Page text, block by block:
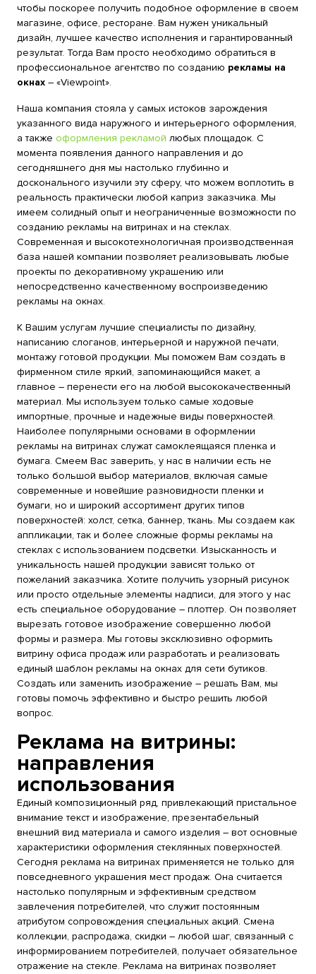
чтобы поскорее получить подобное оформление в своем
магазине, офисе, ресторане. Вам нужен уникальный
дизайн, лучшее качество исполнения и гарантированный
результат. Тогда Вам просто необходимо обратиться в
профессиональное агентство по созданию рекламы на
окнах – «Viewpoint».
Наша компания стояла у самых истоков зарождения
указанного вида наружного и интерьерного оформления,
а также оформления рекламой любых площадок. С
момента появления данного направления и до
сегодняшнего дня мы настолько глубинно и
досконального изучили эту сферу, что можем воплотить в
реальность практически любой каприз заказчика. Мы
имеем солидный опыт и неограниченные возможности по
созданию рекламы на витринах и на стеклах.
Современная и высокотехнологичная производственная
база нашей компании позволяет реализовывать любые
проекты по декоративному украшению или
непосредственно качественному воспроизведению
рекламы на окнах.
К Вашим услугам лучшие специалисты по дизайну,
написанию слоганов, интерьерной и наружной печати,
монтажу готовой продукции. Мы поможем Вам создать в
фирменном стиле яркий, запоминающийся макет, а
главное – перенести его на любой высококачественный
материал. Мы используем только самые ходовые
импортные, прочные и надежные виды поверхностей.
Наиболее популярными основами в оформлении
рекламы на витринах служат самоклеящаяся пленка и
бумага. Смеем Вас заверить, у нас в наличии есть не
только большой выбор материалов, включая самые
современные и новейшие разновидности пленки и
бумаги, но и широкий ассортимент других типов
поверхностей: холст, сетка, баннер, ткань. Мы создаем как
аппликации, так и более сложные формы рекламы на
стеклах с использованием подсветки. Изысканность и
уникальность нашей продукции зависят только от
пожеланий заказчика. Хотите получить узорный рисунок
или просто отдельные элементы надписи, для этого у нас
есть специальное оборудование – плоттер. Он позволяет
вырезать готовое изображение совершенно любой
формы и размера. Мы готовы эксклюзивно оформить
витрину офиса продаж или разработать и реализовать
единый шаблон рекламы на окнах для сети бутиков.
Создать или заменить изображение – решать Вам, мы
готовы помочь эффективно и быстро решить любой
вопрос.
Реклама на витрины:
направления
использования
Единый композиционный ряд, привлекающий пристальное
внимание текст и изображение, презентабельный
внешний вид материала и самого изделия – вот основные
характеристики оформления стеклянных поверхностей.
Сегодня реклама на витринах применяется не только для
повседневного украшения мест продаж. Она считается
настолько популярным и эффективным средством
завлечения потребителей, что служит постоянным
атрибутом сопровождения специальных акций. Смена
коллекции, распродажа, скидки – любой шаг, связанный с
информированием потребителей, получает обязательное
отражение на стекле. Реклама на витринах позволяет